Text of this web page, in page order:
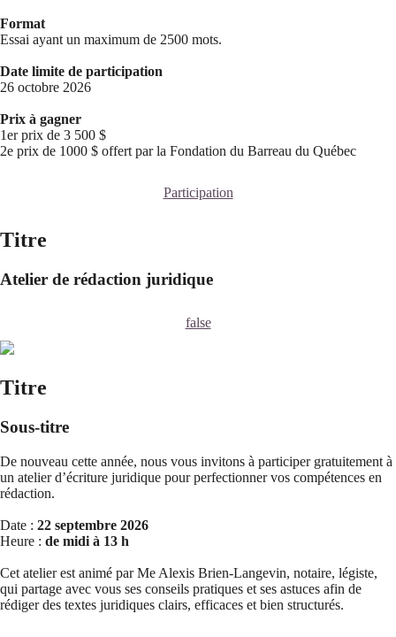
Format
Essai ayant un maximum de 2500 mots.
Date limite de participation
26 octobre 2026
Prix à gagner
1er prix de 3 500 $
2e prix de 1000 $ offert par la Fondation du Barreau du Québec
Participation
Titre
Atelier de rédaction juridique
false
Titre
Sous-titre
De nouveau cette année, nous vous invitons à participer gratuitement à
un atelier d’écriture juridique pour perfectionner vos compétences en
rédaction.
Date : 22 septembre 2026
Heure : de midi à 13 h
Cet atelier est animé par Me Alexis Brien-Langevin, notaire, légiste,
qui partage avec vous ses conseils pratiques et ses astuces afin de
rédiger des textes juridiques clairs, efficaces et bien structurés.